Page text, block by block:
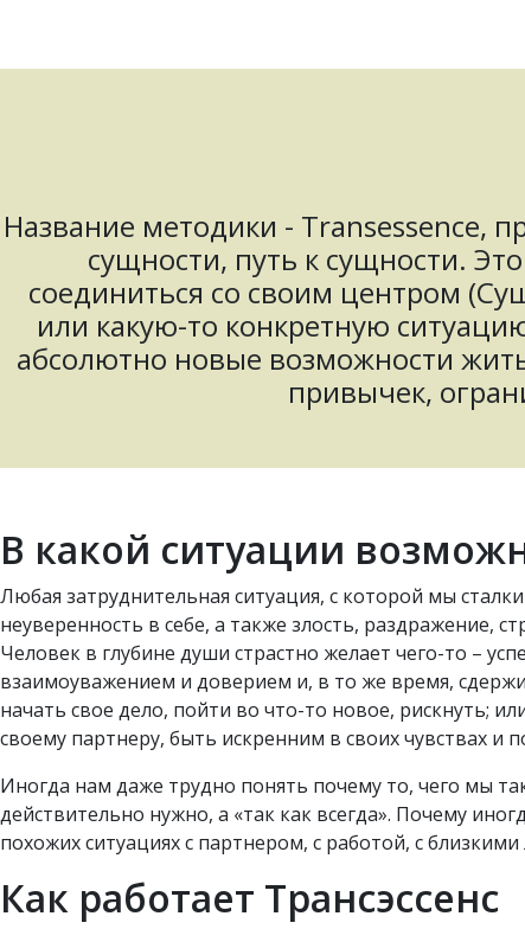
Название методики - Transessence,
сущности, путь к сущности.
соединиться со своим центром
или какую-то конкретную
абсолютно новые возможности
привычек,
В какой ситуации
Любая затруднительная ситуация, с которой мы
неуверенность в себе, а также злость, раздражение,
Человек в глубине души страстно желает чего-то –
взаимоуважением и доверием и, в то же время,
начать свое дело, пойти во что-то новое, рискнуть;
своему партнеру, быть искренним в своих чувствах и
Иногда нам даже трудно понять почему то, чего мы
действительно нужно, а «так как всегда». Почему
похожих ситуациях с партнером, с работой, с
Как работает Трансэссенс